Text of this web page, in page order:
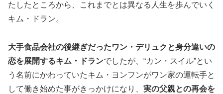
たしたところから、これまでとは異なる人生を歩んでいく
キム・ドラン。
大手食品会社の後継ぎだったワン・デリュクと身分違いの
恋を展開するキム・ドランでしたが、“カン・スイル”とい
う名前にかわっていたキム・ヨンフンがワン家の運転手と
して働き始めた事がきっかけになり、 実の父親との再会を